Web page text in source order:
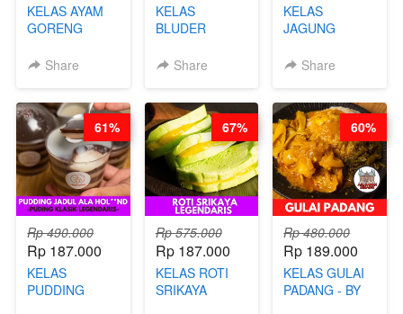
KELAS AYAM
GORENG
VIRAL ALA
STEPHANIE
Share
KELAS
BLUDER
CHEF DITA
Share
KELAS
JAGUNG
TAIWAN -
FOOD- BY
CHEF
STEPHANIE
Share
Rp 490.000
Rp 187.000
KELAS
PUDDING
61%
Rp 575.000
Rp 187.000
KELAS ROTI
SRIKAYA
67%
Rp 480.000
Rp 189.000
KELAS GULAI
PADANG - BY
60%